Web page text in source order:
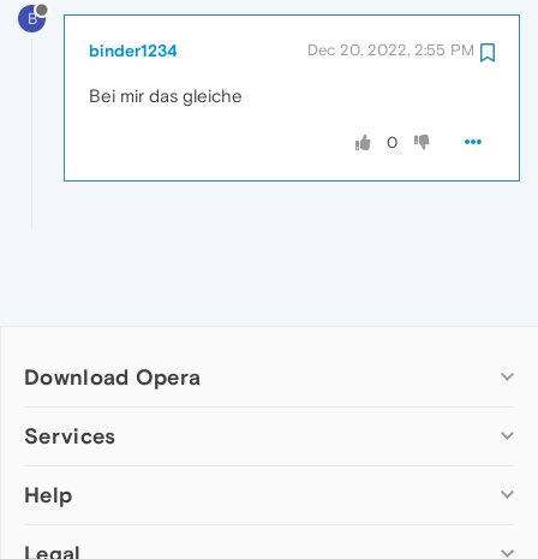
B
binder1234 Dec 20, 2022, 2:55 PM
Bei mir das gleiche
0
Download Opera
Computer browsers
Opera for Mac
Services
Add-ons
Wallpapers
Help
Help & support
Legal